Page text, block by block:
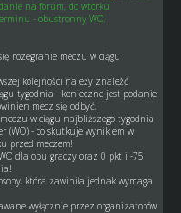
na forum, do wtorku
- obustronny WO.
rozegranie meczu w ciągu
kolejności należy znaleźć
tygodnia - konieczne jest podanie
mecz się odbyć,
w ciągu najbliższego tygodnia
(WO) - co skutkuje wynikiem w
przed meczem!
dla obu graczy oraz 0 pkt i -75
która zawiniła jednak wymaga
wyłącznie przez organizatorów